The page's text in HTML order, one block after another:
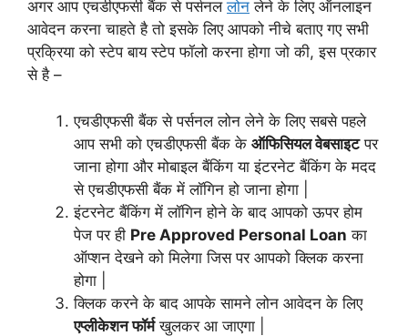
अगर आप एचडीएफसी बैंक से पर्सनललोन लेने के लिए ऑनलाइन
आवेदन करना चाहते है तो इसके लिए आपको नीचे बताए गए सभी
प्रक्रिया को स्टेप बाय स्टेप फॉलो करना होगा जो की, इस प्रकार
से है –
एचडीएफसी बैंक से पर्सनल लोन लेने के लिए सबसे पहले
आप सभी को एचडीएफसी बैंक के ऑफिसियल वेबसाइटपर
जाना होगा और मोबाइल बैंकिंग या इंटरनेट बैंकिंग के मदद
से एचडीएफसी बैंक में लॉगिन हो जाना होगा |
इंटरनेट बैंकिंग में लॉगिन होने के बाद आपको ऊपर होम
पेज पर ही Pre Approved Personal Loan का
ऑप्शन देखने को मिलेगा जिस पर आपको क्लिक करना
होगा |
क्लिक करने के बाद आपके सामने लोन आवेदन के लिए
एप्लीकेशन फॉर्मखुलकर आ जाएगा |